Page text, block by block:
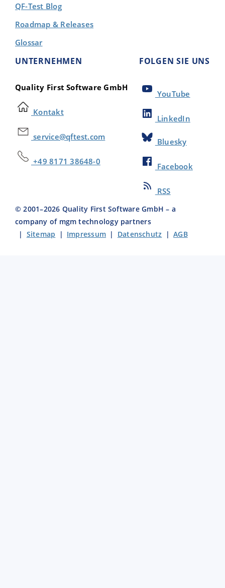
QF-Test Blog
Roadmap & Releases
Glossar
UNTERNEHMEN
Quality First Software GmbH
Kontakt
service@qftest.com
+49 8171 38648-0
FOLGEN SIE UNS
YouTube
LinkedIn
Bluesky
Facebook
RSS
© 2001–2026 Quality First Software GmbH – a
company of mgm technology partners
| Sitemap | Impressum | Datenschutz |AGB